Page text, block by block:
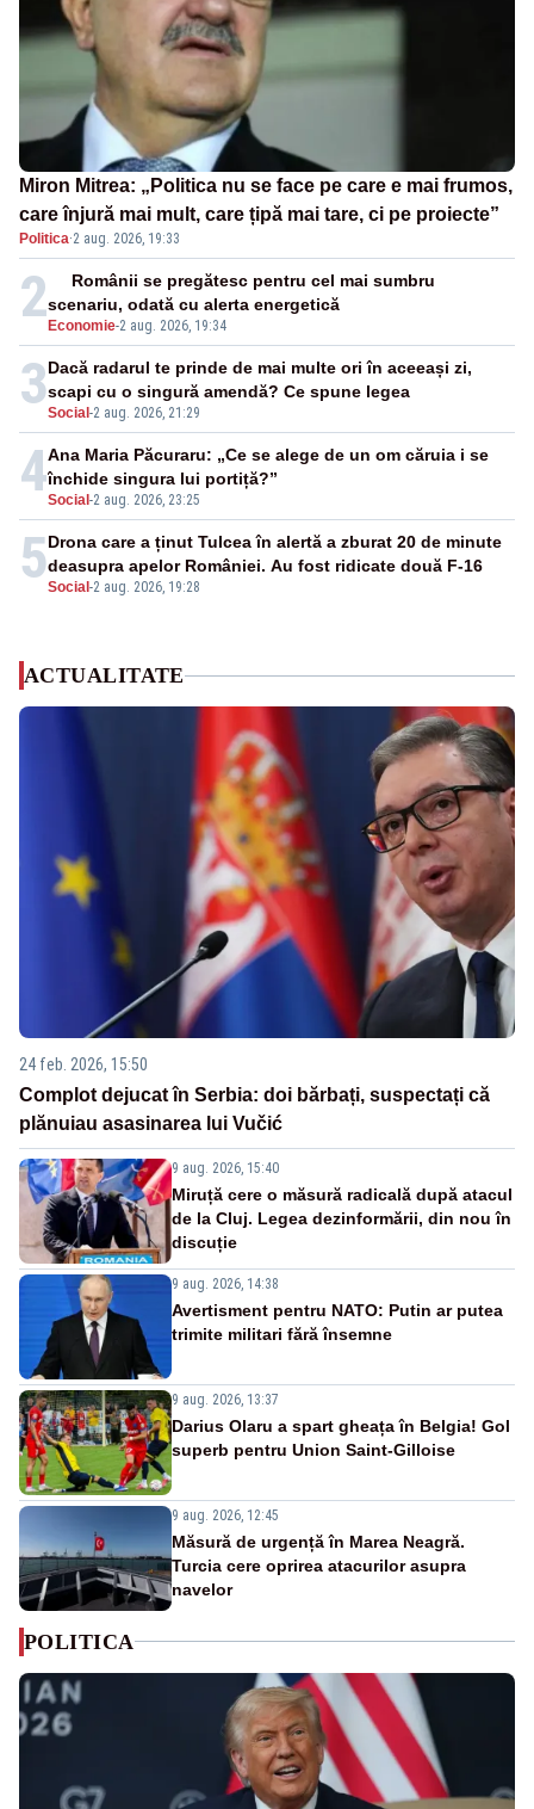
Miron Mitrea: „Politica nu se face pe care e mai frumos,
care înjură mai mult, care țipă mai tare, ci pe proiecte”
Politica·2 aug. 2026, 19:33
2 Economie-2 aug. 2026, 19:34
Românii se pregătesc pentru cel mai sumbru
scenariu, odată cu alerta energetică
3Social -2 aug. 2026, 21:29
Dacă radarul te prinde de mai multe ori în aceeași zi,
scapi cu o singură amendă? Ce spune legea
4Social -2 aug. 2026, 23:25
Ana Maria Păcuraru: „Ce se alege de un om căruia i se
închide singura lui portiță?”
5Social -2 aug. 2026, 19:28
Drona care a ținut Tulcea în alertă a zburat 20 de minute
deasupra apelor României. Au fost ridicate două F-16
ACTUALITATE
24 feb. 2026, 15:50
Complot dejucat în Serbia: doi bărbați, suspectați că
plănuiau asasinarea lui Vučić
9 aug. 2026, 15:40
Miruță cere o măsură radicală după atacul
de la Cluj. Legea dezinformării, din nou în
discuție
9 aug. 2026, 14:38
Avertisment pentru NATO: Putin ar putea
trimite militari fără însemne
9 aug. 2026, 13:37
Darius Olaru a spart gheața în Belgia! Gol
superb pentru Union Saint-Gilloise
9 aug. 2026, 12:45
Măsură de urgență în Marea Neagră.
Turcia cere oprirea atacurilor asupra
navelor
POLITICA